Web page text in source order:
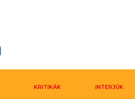
KRITIKÁK INTERJÚK